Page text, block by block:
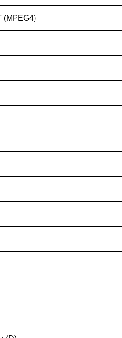
(MPEG4)